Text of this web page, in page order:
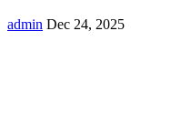
admin Dec 24, 2025